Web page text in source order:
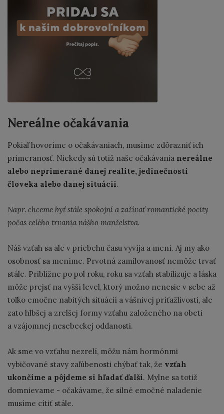
Nereálne očakávania
Pokiaľ hovoríme o očakávaniach, musíme zdôrazniť ich
primeranosť. Niekedy sú totiž naše očakávania nereálne
alebo neprimerané danej realite, jedinečnosti
človeka alebo danej situácii.
Napr. chceme byť stále spokojní a zažívať romantické pocity
počas celého trvania nášho manželstva.
Náš vzťah sa ale v priebehu času vyvíja a mení. Aj my ako
osobnosť sa meníme. Prvotná zamilovanosť nemôže trvať
stále. Približne po pol roku, roku sa vzťah stabilizuje a láska
môže prejsť na vyšší level, ktorý možno nenesie v sebe až
toľko emočne nabitých situácií a vášnivej príťažlivosti, ale
zato hlbšej a zrelšej formy vzťahu založeného na obeti
a vzájomnej nesebeckej oddanosti.
Ak sme vo vzťahu nezrelí, môžu nám hormónmi
vybičované stavy zaľúbenosti chýbať tak, že vzťah
ukončíme a pôjdeme si hľadať ďalší. Mylne sa totiž
domnievame - očakávame, že silné emočné naladenie
musíme cítiť stále.